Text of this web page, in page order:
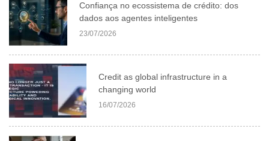
Confiança no ecossistema de crédito: dos
dados aos agentes inteligentes
23/07/2026
Credit as global infrastructure in a
changing world
16/07/2026